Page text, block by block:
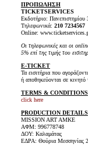
ΠΡΟΠΩΛΗΣΗ
TICKETSERVICES
Εκδοτήριο:
Τηλεφωνικά: 210 7234567
Online:
Οι τηλεφωνικές και οι
5% επί της τιμής του
E-TICKET
Τα εισιτήρια που
ή αποθηκεύονται σε
TERMS & CONDITIONS
click here
PRODUCTION DETAILS
MISSION ART AMKE
ΑΦΜ: 996778748
ΔΟΥ: Καλαμάτας
ΕΔΡΑ: Θούρια Μεσσηνίας